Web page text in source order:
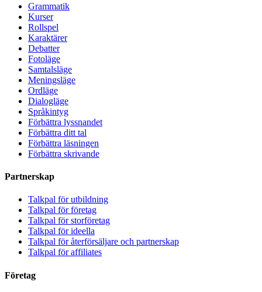
Grammatik
Kurser
Rollspel
Karaktärer
Debatter
Fotoläge
Samtalsläge
Meningsläge
Ordläge
Dialogläge
Språkintyg
Förbättra lyssnandet
Förbättra ditt tal
Förbättra läsningen
Förbättra skrivande
Partnerskap
Talkpal för utbildning
Talkpal för företag
Talkpal för storföretag
Talkpal för ideella
Talkpal för återförsäljare och partnerskap
Talkpal för affiliates
Företag